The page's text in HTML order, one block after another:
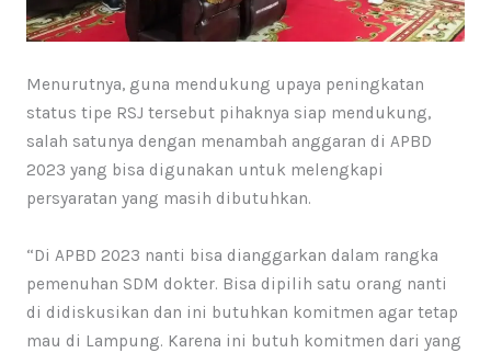
Menurutnya, guna mendukung upaya peningkatan
status tipe RSJ tersebut pihaknya siap mendukung,
salah satunya dengan menambah anggaran di APBD
2023 yang bisa digunakan untuk melengkapi
persyaratan yang masih dibutuhkan.
“Di APBD 2023 nanti bisa dianggarkan dalam rangka
pemenuhan SDM dokter. Bisa dipilih satu orang nanti
di didiskusikan dan ini butuhkan komitmen agar tetap
mau di Lampung. Karena ini butuh komitmen dari yang